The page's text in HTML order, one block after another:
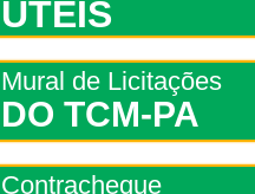
ÚTEIS
Mural de Licitações
DO TCM-PA
Contracheque